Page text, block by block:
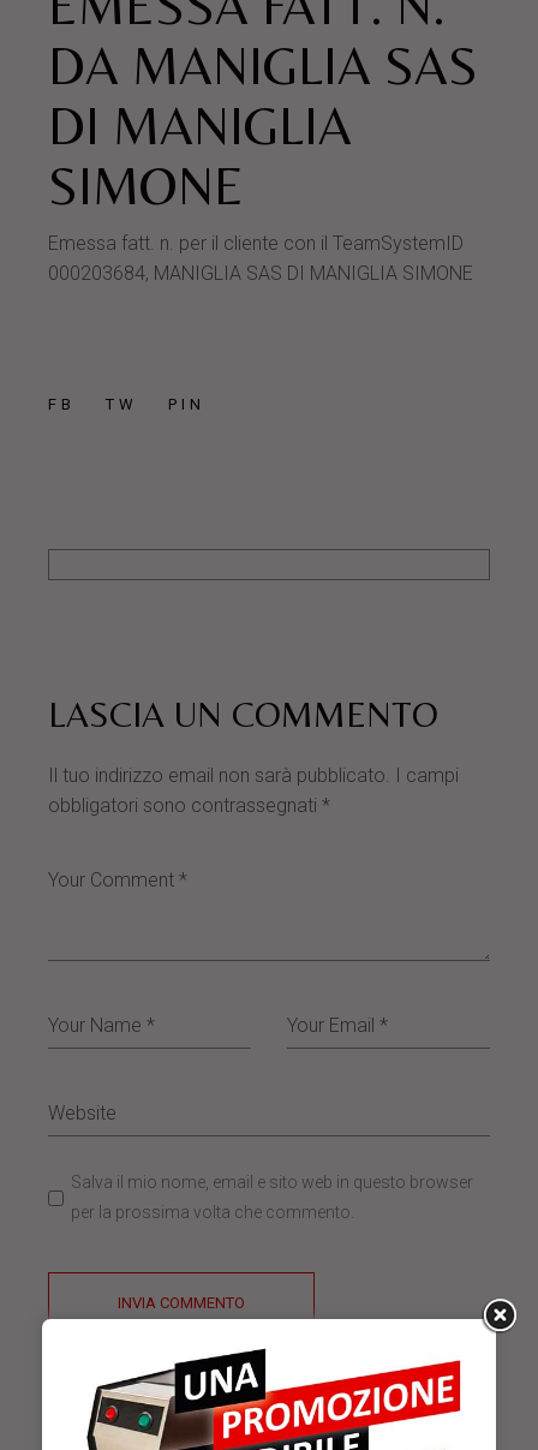
DA MANIGLIA SAS
DI MANIGLIA
SIMONE
Emessa fatt. n. per il cliente con il TeamSystemID
000203684, MANIGLIA SAS DI MANIGLIA SIMONE
FB TW PIN
LASCIA UN COMMENTO
Il tuo indirizzo email non sarà pubblicato. I campi
obbligatori sono contrassegnati*
Salva il mio nome, email e sito web in questo browser
per la prossima volta che commento.
INVIA COMMENTO